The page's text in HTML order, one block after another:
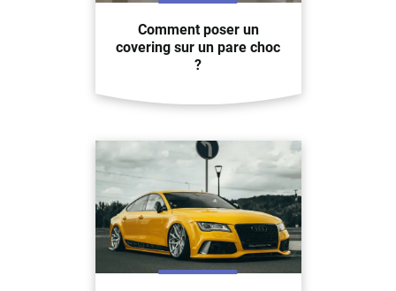
Comment poser un
covering sur un pare choc
?